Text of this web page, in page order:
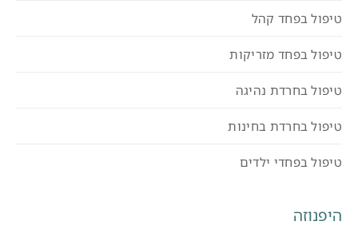
טיפול בפחד קהל
טיפול בפחד מזריקות
טיפול בחרדת נהיגה
טיפול בחרדת בחינות
טיפול בפחדי ילדים
היפנוזה